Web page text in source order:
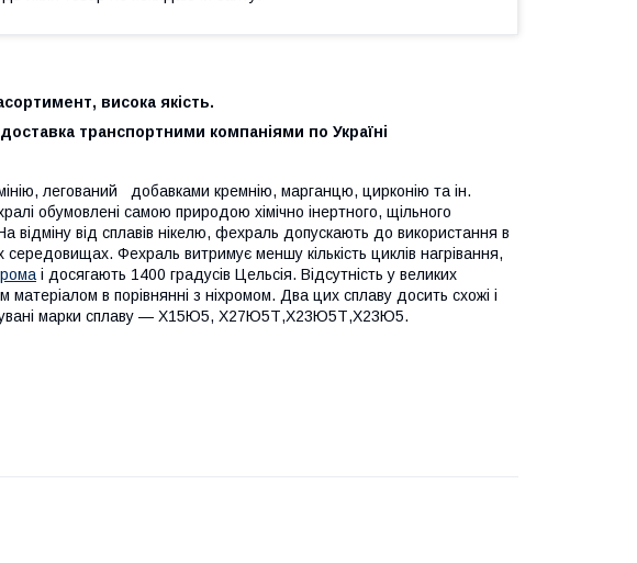
висока якість.
транспортними компаніями по Україні
легований добавками кремнію, марганцю, цирконію та ін.
обумовлені самою природою хімічно інертного, щільного
відміну від сплавів нікелю, фехраль допускають до використання в
середовищах. Фехраль витримує меншу кількість циклів нагрівання,
і досягають 1400 градусів Цельсія. Відсутність у великих
в порівнянні з ніхромом. Два цих сплаву досить схожі і
марки сплаву — Х15Ю5, Х27Ю5Т,Х23Ю5Т,Х23Ю5.